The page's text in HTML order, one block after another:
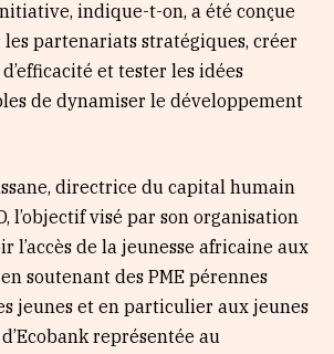
indique-t-on, a été conçue
partenariats stratégiques, créer
et tester les idées
de dynamiser le développement
directrice du capital humain
l’objectif visé par son organisation
l’accès de la jeunesse africaine aux
soutenant des PME pérennes
jeunes et en particulier aux jeunes
représentée au